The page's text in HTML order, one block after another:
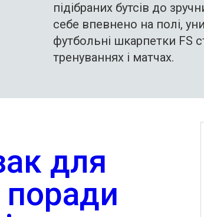
підібраних бутсів до
себе впевнено на полі,
футбольні шкарпетки FS
тренуваннях і матчах.
для